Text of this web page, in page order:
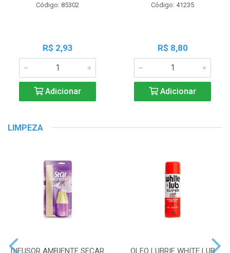
Código: 85302
R$ 2,93
Adicionar
Código: 41235
R$ 8,80
Adicionar
LIMPEZA
DIFUSOR AMBIENTE SECAR OLEO LUBRIF WHITE LUB